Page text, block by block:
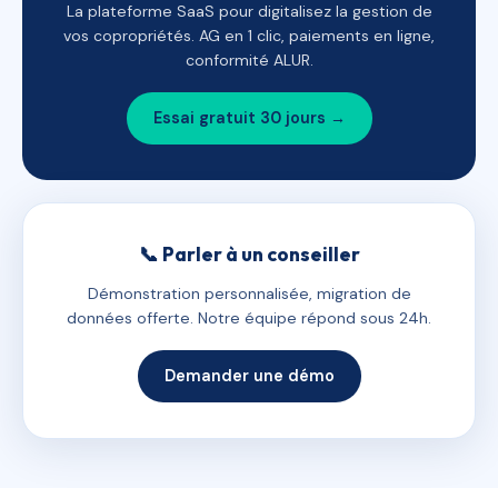
La plateforme SaaS pour digitalisez la gestion de
vos copropriétés. AG en 1 clic, paiements en ligne,
conformité ALUR.
Essai gratuit 30 jours →
📞 Parler à un conseiller
Démonstration personnalisée, migration de
données offerte. Notre équipe répond sous 24h.
Demander une démo